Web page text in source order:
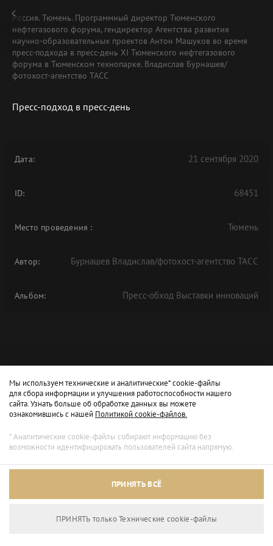
Россия. Тюмень. Программный директор Тюменского
нефтегазового форума, гендиректор Агентства развития
научно-образовательных проектов Антон Машуков во время
пресс-подхода в пресс-день XI Тюменского нефтегазового
форума в Тюменском технопарке. Владислав Бурнашев/
фотохост-агентство ТАСС
Пресс-подход в пресс-день
Дата: 21 сентября 2020
ID: 68451
Место проведения : Тюмень
Автор: Бурнашев Владислав/фотохост-агентство ТАСС
Альбом: Пресс-обход Выставки инноваций
Мы используем технические и аналитические* cookie-файлы
для сбора информации и улучшения работоспособности нашего
сайта. Узнать больше об обработке данных вы можете
ознакомившись с нашей Политикой cookie-файлов.
* Аналитические cookie-файлы собирают информацию без
возможности идентифицировать пользователей сайта напрямую.
ПРИНЯТЬ ВСЁ
ПРИНЯТЬ только Технические сookie-файлы